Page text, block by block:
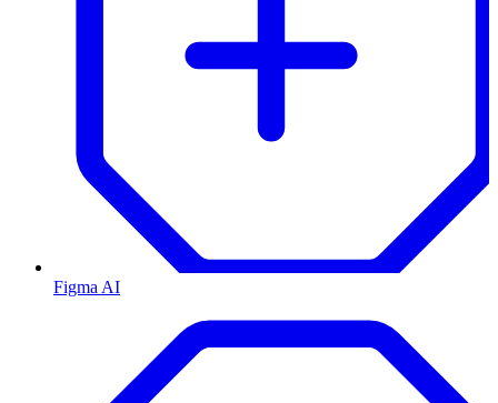
Figma AI